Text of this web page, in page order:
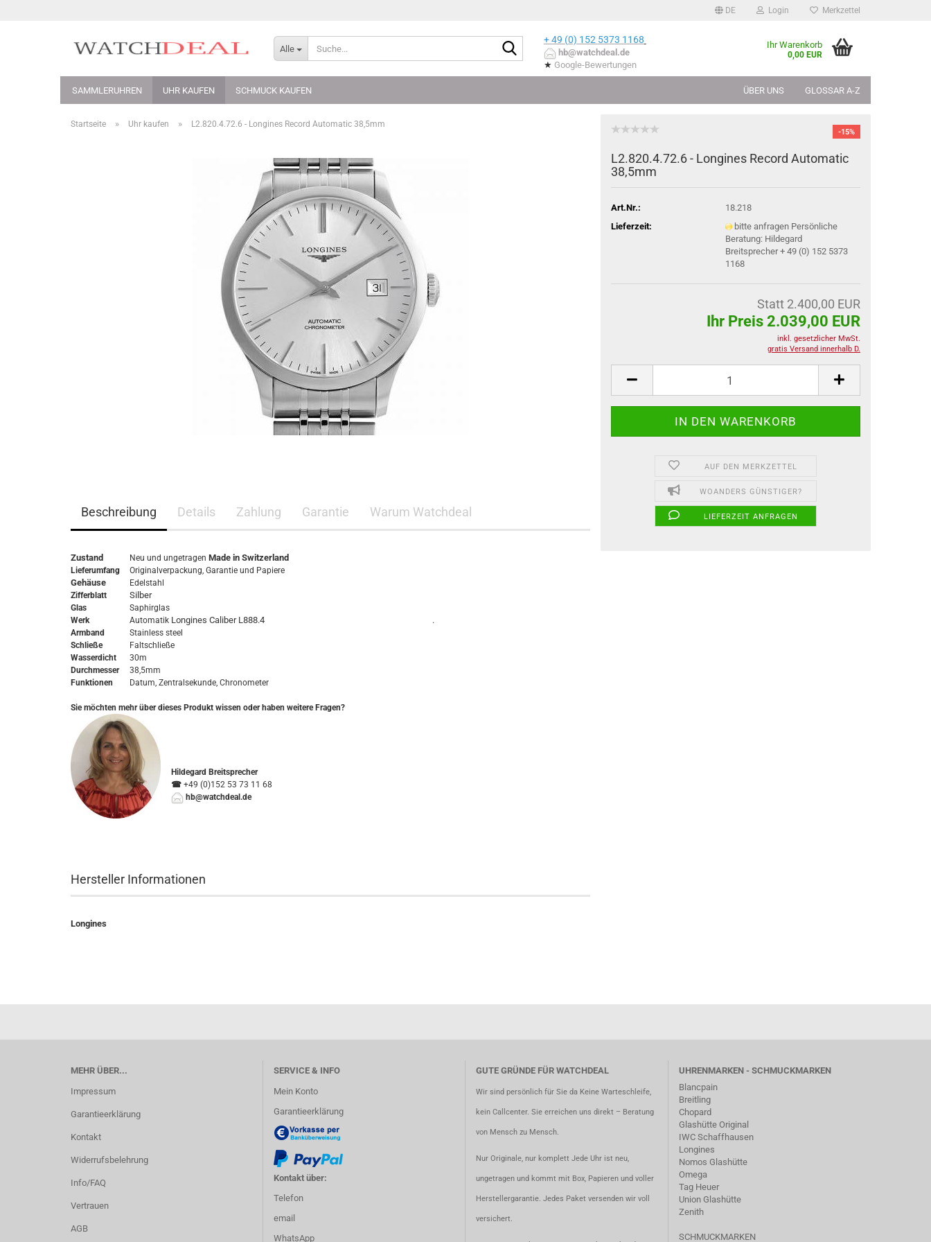
DE Login Merkzettel
Alle
Suche...+ 49 (0) 152 5373 1168
hb@watchdeal.de
★ Google-Bewertungen
Ihr Warenkorb
0,00 EUR
SAMMLERUHREN UHR KAUFEN SCHMUCK KAUFEN ÜBER UNS GLOSSAR A-Z
Startseite » Uhr kaufen » L2.820.4.72.6 - Longines Record Automatic 38,5mm
-15%
L2.820.4.72.6 - Lon­gi­nes Re­cord Au­to­ma­tic
38,5mm
Art.Nr.:
18.218
Lieferzeit:
bitte anfragen Persönliche
Beratung: Hildegard
Breitsprecher + 49 (0) 152 5373
1168
Statt 2.400,00 EUR
Ihr Preis 2.039,00 EUR
inkl. gesetzlicher MwSt.
gratis Versand innerhalb D.
AUF DEN MERKZETTEL
WOANDERS GÜNSTIGER?
LIEFERZEIT ANFRAGEN
Beschreibung Details Zahlung Garantie Warum Watchdeal
Zustand Neu und ungetragen Made in Switzerland
Lieferumfang Originalverpackung, Garantie und Papiere
Gehäuse
Edelstahl
Zifferblatt
Silber
Glas
Saphirglas
Werk
Automatik Longines Caliber L888.4 .
Armband
Stainless steel
Schließe
Faltschließe
Wasserdicht
30m
Durchmesser
38,5mm
Funktionen
Datum, Zentralsekunde, Chronometer
Sie möchten mehr über dieses Produkt wissen oder haben weitere Fragen?
Hildegard Breitsprecher
☎ +49 (0)152 53 73 11 68
hb@watchdeal.de
Hersteller Informationen
Longines
MEHR ÜBER...
Impressum
Garantieerklärung
Kontakt
Widerrufsbelehrung
Info/FAQ
Vertrauen
AGB
SERVICE & INFO
Mein Konto
Garantieerklärung
Kontakt über:
Telefon
email
WhatsApp
GUTE GRÜNDE FÜR WATCHDEAL
Wir sind persönlich für Sie da Keine Warteschleife,
kein Callcenter. Sie erreichen uns direkt – Beratung
von Mensch zu Mensch.
Nur Originale, nur komplett Jede Uhr ist neu,
ungetragen und kommt mit Box, Papieren und voller
Herstellergarantie. Jedes Paket versenden wir voll
versichert.
UHRENMARKEN - SCHMUCKMARKEN
Blancpain
Breitling
Chopard
Glashütte Original
IWC Schaffhausen
Longines
Nomos Glashütte
Omega
Tag Heuer
Union Glashütte
Zenith
SCHMUCKMARKEN